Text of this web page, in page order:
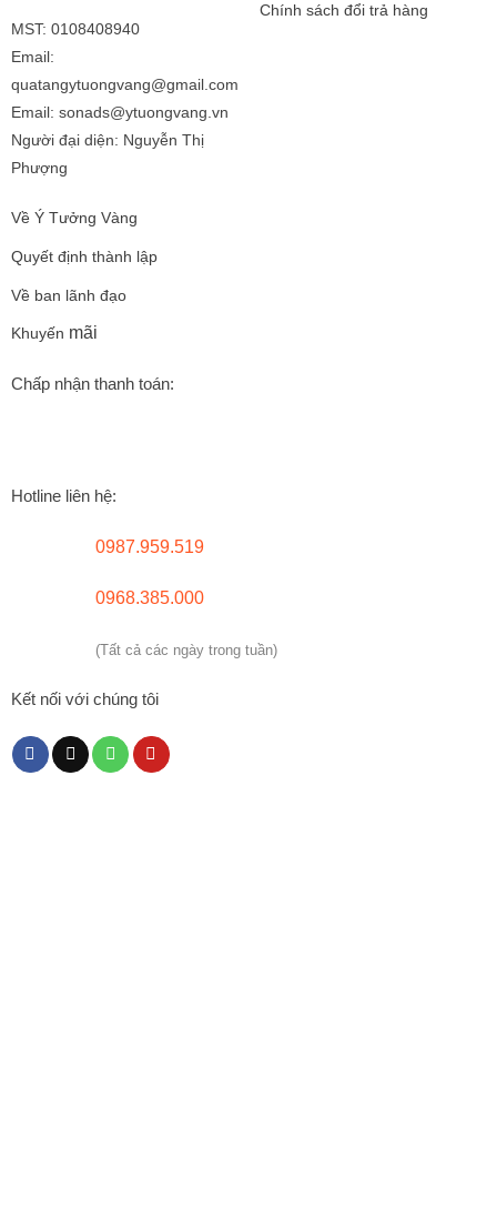
MST: 0108408940
Email:
quatangytuongvang@gmail.com
Email: sonads@ytuongvang.vn
Người đại diện: Nguyễn Thị
Phượng
Về Ý Tưởng Vàng
Quyết định thành lập
Về ban lãnh đạo
Khuyến mãi
Chính sách đổi trả hàng
Chấp nhận thanh toán:
Hotline liên hệ:
0987.959.519
0968.385.000
(Tất cả các ngày trong tuần)
Kết nối với chúng tôi